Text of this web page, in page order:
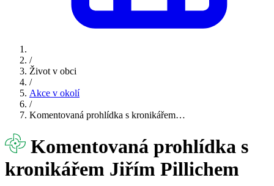
/
Život v obci
/
Akce v okolí
/
Komentovaná prohlídka s kronikářem…
Komentovaná prohlídka s
kronikářem Jiřím Pillichem